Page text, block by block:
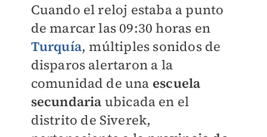
Cuando el reloj estaba a punto
de marcar las 09:30 horas en
Turquía, múltiples sonidos de
disparos alertaron a la
comunidad de una escuela
secundaria ubicada en el
distrito de Siverek,